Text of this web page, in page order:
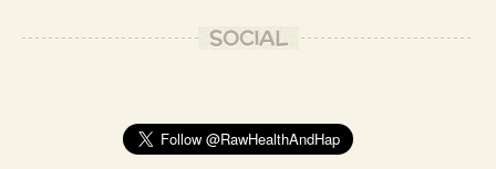
SOCIAL